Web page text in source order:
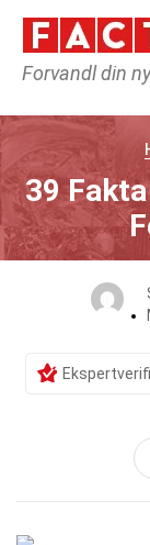
Forvandl din
39